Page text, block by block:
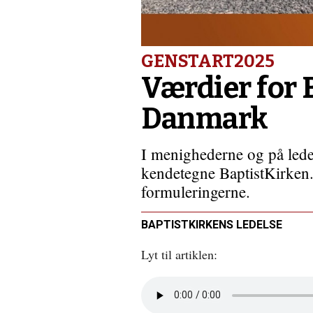
GENSTART2025
Værdier for
Danmark
I menighederne og på
kendetegne
formuleringerne.
BAPTISTKIRKENS LEDELSE
Lyt til artiklen: